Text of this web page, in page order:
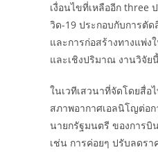
เงื่อนไขที่เหลืออีก three
วิด-19 ประกอบกับการตั
และการก่อสร้างทางแพ่ง
และเชิงปริมาณ งานวิจัย
ในเวทีเสวนาที่จัดโดยสื่อ
สภาพอากาศเอลนิโญต่อ
นายกรัฐมนตรี ของการบิ
เช่น การค่อยๆ ปรับลดร